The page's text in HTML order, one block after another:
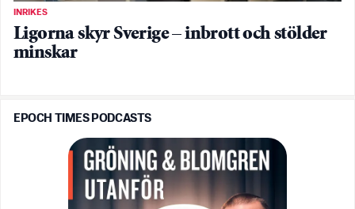
INRIKES
Ligorna skyr Sverige – inbrott och stölder
minskar
EPOCH TIMES PODCASTS